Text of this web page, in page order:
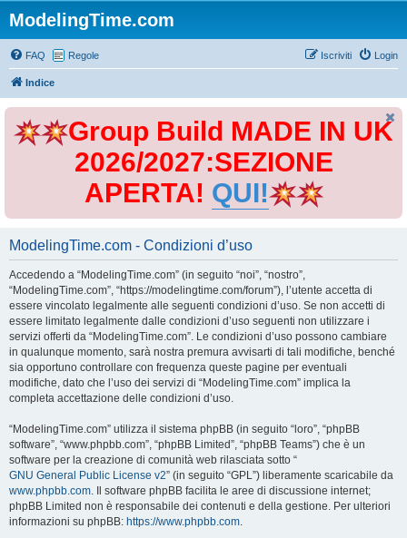
ModelingTime.com
FAQ Regole Login
Iscriviti
Indice
Group Build MADE IN UK
2026/2027:SEZIONE
APERTA! QUI!
ModelingTime.com - Condizioni d’uso
Accedendo a “ModelingTime.com” (in seguito “noi”, “nostro”,
“ModelingTime.com”, “https://modelingtime.com/forum”), l’utente accetta di
essere vincolato legalmente alle seguenti condizioni d’uso. Se non accetti di
essere limitato legalmente dalle condizioni d’uso seguenti non utilizzare i
servizi offerti da “ModelingTime.com”. Le condizioni d’uso possono cambiare
in qualunque momento, sarà nostra premura avvisarti di tali modifiche, benché
sia opportuno controllare con frequenza queste pagine per eventuali
modifiche, dato che l’uso dei servizi di “ModelingTime.com” implica la
completa accettazione delle condizioni d’uso.
“ModelingTime.com” utilizza il sistema phpBB (in seguito “loro”, “phpBB
software”, “www.phpbb.com”, “phpBB Limited”, “phpBB Teams”) che è un
software per la creazione di comunità web rilasciata sotto “
GNU General Public License v2” (in seguito “GPL”) liberamente scaricabile da
www.phpbb.com. Il software phpBB facilita le aree di discussione internet;
phpBB Limited non è responsabile dei contenuti e della gestione. Per ulteriori
informazioni su phpBB: https://www.phpbb.com.